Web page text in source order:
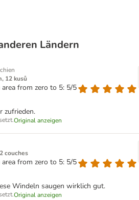
Ländern
12 kusů
from zero to 5: 5/5
zufrieden.
Original anzeigen
couches
from zero to 5: 5/5
Windeln saugen wirklich gut.
Original anzeigen